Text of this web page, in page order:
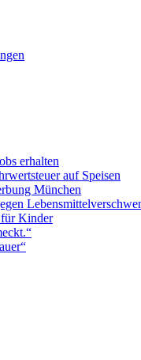
erhalten
auf Speisen
München
Kinder